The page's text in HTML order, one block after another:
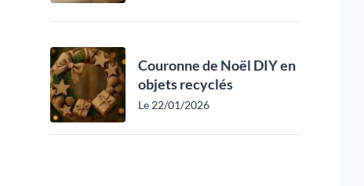
Couronne de Noël DIY en
objets recyclés
Le 22/01/2026